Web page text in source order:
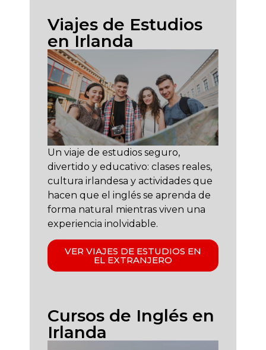
Viajes de Estudios
en Irlanda
Un viaje de estudios seguro,
divertido y educativo: clases reales,
cultura irlandesa y actividades que
hacen que el inglés se aprenda de
forma natural mientras viven una
experiencia inolvidable.
VER VIAJES DE ESTUDIOS EN
EL EXTRANJERO
Cursos de Inglés en
Irlanda